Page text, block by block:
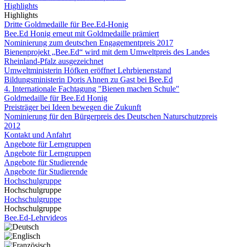
Highlights
Highlights
Dritte Goldmedaille für Bee.Ed-Honig
Bee.Ed Honig erneut mit Goldmedaille prämiert
Nominierung zum deutschen Engagementpreis 2017
Bienenprojekt „Bee.Ed“ wird mit dem Umweltpreis des Landes
Rheinland-Pfalz ausgezeichnet
Umweltministerin Höfken eröffnet Lehrbienenstand
Bildungsministerin Doris Ahnen zu Gast bei Bee.Ed
4. Internationale Fachtagung "Bienen machen Schule"
Goldmedaille für Bee.Ed Honig
Preisträger bei Ideen bewegen die Zukunft
Nominierung für den Bürgerpreis des Deutschen Naturschutzpreis
2012
Kontakt und Anfahrt
Angebote für Lerngruppen
Angebote für Lerngruppen
Angebote für Studierende
Angebote für Studierende
Hochschulgruppe
Hochschulgruppe
Hochschulgruppe
Hochschulgruppe
Bee.Ed-Lehrvideos